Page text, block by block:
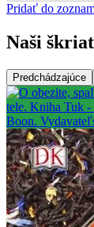
Pridať do
Naši
Predchádzajúce